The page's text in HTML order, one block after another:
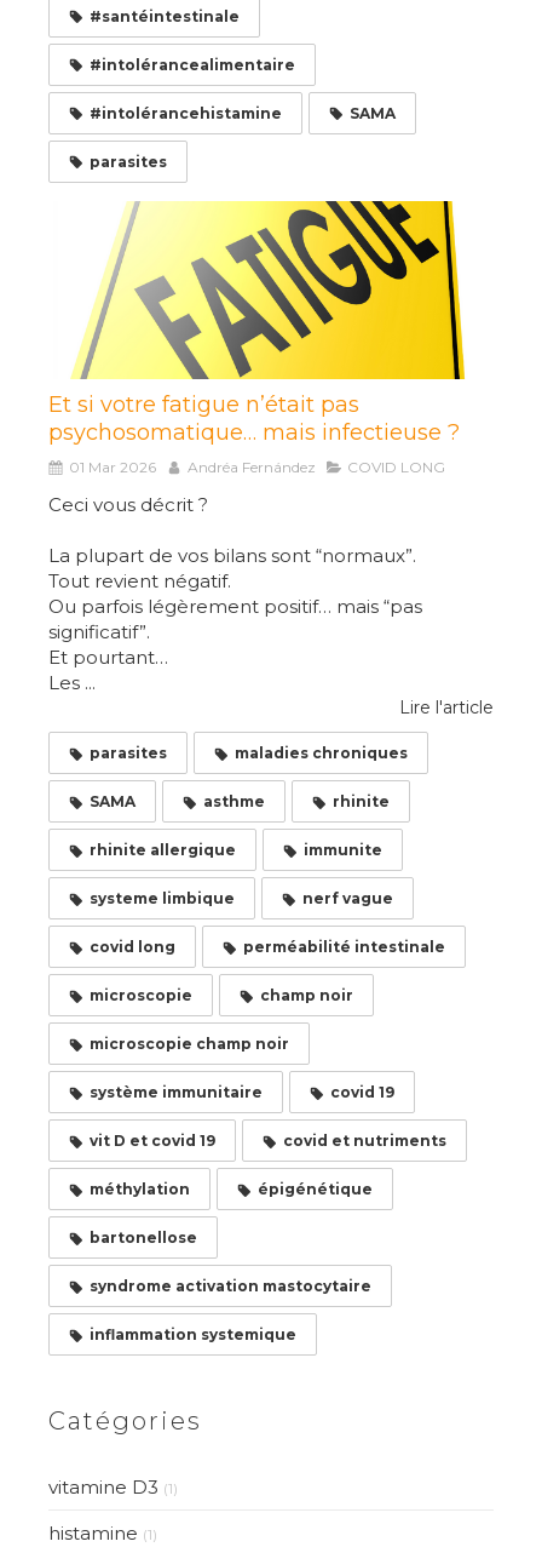
#santéintestinale
#intolérancealimentaire
#intolérancehistamine SAMA
parasites
Et si votre fatigue n’était pas
psychosomatique… mais infectieuse ?
01 Mar 2026 Andréa Fernández COVID LONG
Ceci vous décrit ?
La plupart de vos bilans sont “normaux”.
Tout revient négatif.
Ou parfois légèrement positif… mais “pas
significatif”.
Et pourtant…
Les ...
Lire l'article
parasites maladies chroniques
SAMA asthme rhinite
rhinite allergique immunite
systeme limbique nerf vague
covid long perméabilité intestinale
microscopie champ noir
microscopie champ noir
système immunitaire covid 19
vit D et covid 19 covid et nutriments
méthylation épigénétique
bartonellose
syndrome activation mastocytaire
inflammation systemique
Catégories
vitamine D3 (1)
histamine (1)